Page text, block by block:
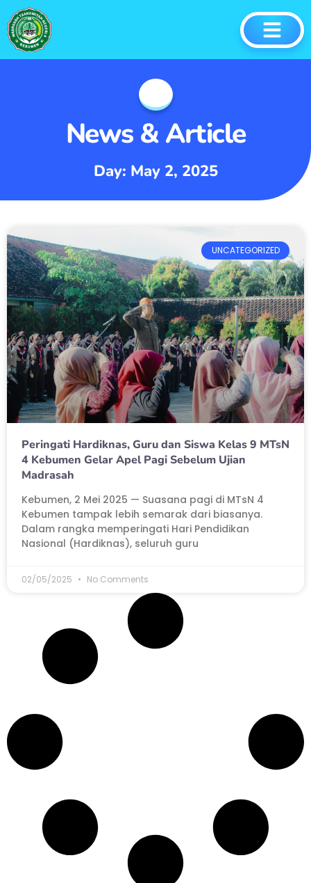
News & Article
Day: May 2, 2025
UNCATEGORIZED
Peringati Hardiknas, Guru dan Siswa Kelas 9 MTsN
4 Kebumen Gelar Apel Pagi Sebelum Ujian
Madrasah
Kebumen, 2 Mei 2025 — Suasana pagi di MTsN 4
Kebumen tampak lebih semarak dari biasanya.
Dalam rangka memperingati Hari Pendidikan
Nasional (Hardiknas), seluruh guru
02/05/2025 No Comments